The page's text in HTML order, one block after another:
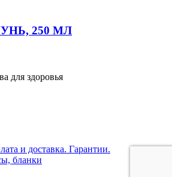
250 МЛ
для здоровья
и доставка. Гарантии.
бланки